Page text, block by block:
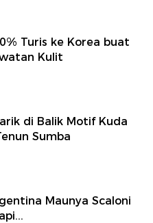
Turis ke Korea buat
Kulit
di Balik Motif Kuda
Sumba
Maunya Scaloni